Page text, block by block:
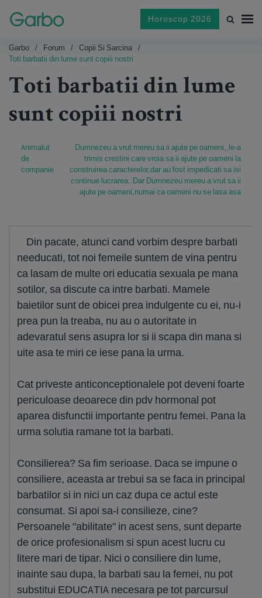
Horoscop 2026
Garbo Forum
Copii Si Sarcina
Toti barbatii din lume sunt copiii nostri
Toti barbatii din lume
sunt copiii nostri
Animalut
de
companie
Dumnezeu a vrut mereu sa ii ajute pe oameni,,le-a
trimis crestini care vroia sa ii ajute pe oameni la
construirea caracterelor,dar au fost impedicati sa isi
continue lucrarea..Dar Dumnezeu mereu a vrut sa ii
ajute pe oameni,numai ca oameni nu se lasa asa
Din pacate, atunci cand vorbim despre barbati
needucati, tot noi femeile suntem de vina pentru
ca lasam de multe ori educatia sexuala pe mana
sotilor, sa discute ca intre barbati. Mamele
baietilor sunt de obicei prea indulgente cu ei, nu-i
prea pun la treaba, nu au o autoritate in
adevaratul sens asupra lor si ii scapa din mana si
uite asa te miri ce iese pana la urma.
Cat priveste anticonceptionalele pot deveni foarte
periculoase deoarece din pdv hormonal pot
aparea disfunctii importante pentru femei. Pana la
urma solutia ramane tot la barbati.
Consilierea? Sa fim serioase. Daca se impune o
consiliere, aceasta ar trebui sa se faca in principal
barbatilor si in nici un caz dupa ce actul este
consumat. Si apoi sa-i consilieze, cine?
Persoanele "abilitate" in acest sens, sunt departe
de orice profesionalism si spun acest lucru cu
litere mari de tipar. Nici o consiliere din lume,
inainte sau dupa, la barbati sau la femei, nu pot
substitui EDUCATIA necesara pe tot parcursul